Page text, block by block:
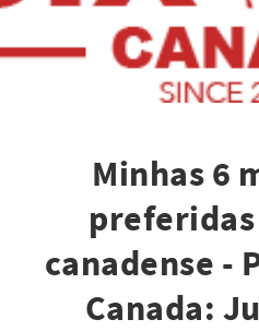
Minhas 6
canadense -
Canada: